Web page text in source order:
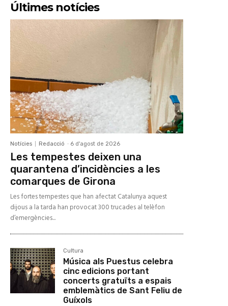
Últimes notícies
Notícies Redacció - 6 d'agost de 2026
Les tempestes deixen una
quarantena d’incidències a les
comarques de Girona
Les fortes tempestes que han afectat Catalunya aquest
dijous a la tarda han provocat 300 trucades al telèfon
d’emergències...
Cultura
Música als Puestus celebra
cinc edicions portant
concerts gratuïts a espais
emblemàtics de Sant Feliu de
Guíxols